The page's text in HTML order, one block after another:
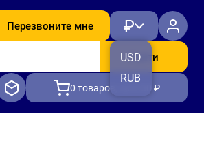
Перезвоните мне ₽
USD
RUB
Найти
0 товаров, на 0.00 ₽